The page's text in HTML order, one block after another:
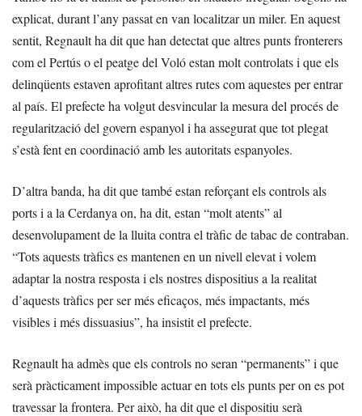
explicat, durant l’any passat en van localitzar un miler. En aquest
sentit, Regnault ha dit que han detectat que altres punts fronterers
com el Pertús o el peatge del Voló estan molt controlats i que els
delinqüents estaven aprofitant altres rutes com aquestes per entrar
al país. El prefecte ha volgut desvincular la mesura del procés de
regularització del govern espanyol i ha assegurat que tot plegat
s’està fent en coordinació amb les autoritats espanyoles.
D’altra banda, ha dit que també estan reforçant els controls als
ports i a la Cerdanya on, ha dit, estan “molt atents” al
desenvolupament de la lluita contra el tràfic de tabac de contraban.
“Tots aquests tràfics es mantenen en un nivell elevat i volem
adaptar la nostra resposta i els nostres dispositius a la realitat
d’aquests tràfics per ser més eficaços, més impactants, més
visibles i més dissuasius”, ha insistit el prefecte.
Regnault ha admès que els controls no seran “permanents” i que
serà pràcticament impossible actuar en tots els punts per on es pot
travessar la frontera. Per això, ha dit que el dispositiu serà